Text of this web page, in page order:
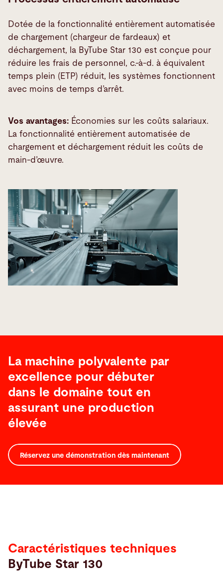
Dotée de la fonctionnalité entièrement automatisée
de chargement (chargeur de fardeaux) et
déchargement, la ByTube Star 130 est conçue pour
réduire les frais de personnel, c.-à-d. à équivalent
temps plein (ETP) réduit, les systèmes fonctionnent
avec moins de temps d’arrêt.
Vos avantages: Économies sur les coûts salariaux.
La fonctionnalité entièrement automatisée de
chargement et déchargement réduit les coûts de
main-d’œuvre.
La machine polyvalente par
excellence pour débuter
dans le domaine tout en
assurant une production
élevée
Réservez une démonstration dès maintenant
Data
Caractéristiques techniques
ByTube Star 130